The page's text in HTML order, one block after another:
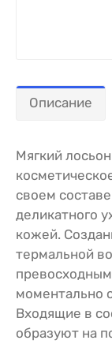
Описание
Мягкий
своем
деликатного
кожей.
термальной
моментально
Входящие в
образуют на